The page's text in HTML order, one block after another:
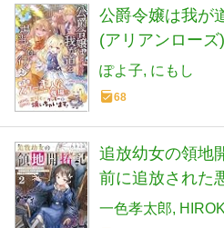
公爵令嬢は我が
(アリアンローズ)
ぽよ子 にもし
68
追放幼女の領地
前に追放された
やりたい放題し
一色孝太郎